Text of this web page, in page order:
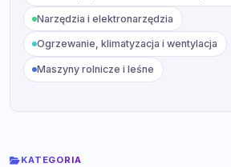
Narzędzia i elektronarzędzia
Ogrzewanie, klimatyzacja i wentylacja
Maszyny rolnicze i leśne
KATEGORIA